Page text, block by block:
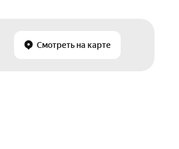
Смотреть на карте